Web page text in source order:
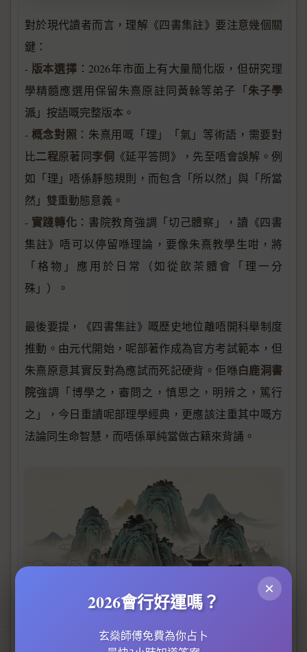
對於現代讀者而言，理解《四書集註》要注意幾個關
鍵：
- 版本選擇 ：2026年市面上有大量簡化版，但研究理
學精髓應選用保留朱熹原註同黃榦等弟子「朱子學
派」按語嘅完整版本。
- 概念對照 ：朱熹用嘅「理」「氣」等術語，需要對
比二程原著同李侗 《延平答問》，先至唔會誤解。例
如「理」唔係靜態規則，而包含「所以然」與「所當
然」雙重動態意義。
- 實踐轉化 ：書院教育強調「切己體察」，讀《四書
集註》唔可以停留喺理論，要像朱熹教學生咁，將
「格物」應用於日常（如從飲茶體會「理一分
殊」）。
最後要提，《四書集註》嘅歷史地位離唔開科舉制度
推動。由元代開始，呢部著作成為官方考試範本，但
朱熹原意其實反對為應試而死記硬背。佢喺白鹿洞書
院強調「博學之，審問之，慎思之，明辨之，篤行
之」，今日重讀呢部理學經典，更應該注重其中嘅方
法論同生命智慧，而唔係單純當做古籍來背誦。
×
2026會行好運嗎？
玄燊師傅免費為你占卜